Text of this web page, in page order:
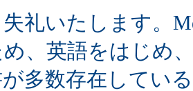
礼いたします。
、英語をはじめ
多数存在してい